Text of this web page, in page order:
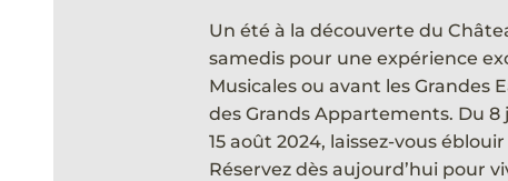
Un été à la découverte du
samedis pour une expérience
Musicales ou avant les Grandes
des Grands Appartements. Du
15 août 2024, laissez-vous
Réservez dès aujourd’hui pour